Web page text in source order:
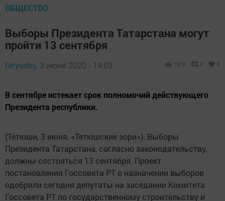
ОБЩЕСТВО
Выборы Президента Татарстана могут
пройти 13 сентября
tetyushy, 3 июня 2020 - 14:03 1313 0 0
В сентябре истекает срок полномочий действующего
Президента республики.
(Тетюши, 3 июня, «Тетюшские зори»). Выборы
Президента Татарстана, согласно законодательству,
должны состояться 13 сентября. Проект
постановления Госсовета РТ о назначении выборов
одобрили сегодня депутаты на заседании Комитета
Госсовета РТ по государственному строительству и